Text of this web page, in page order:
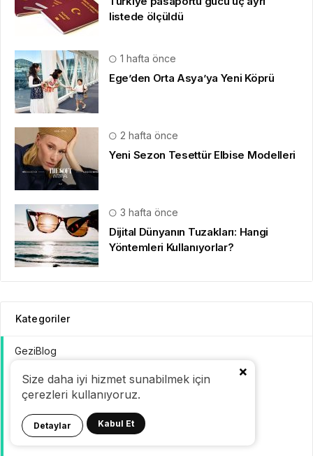
Size daha iyi hizmet sunabilmek için
çerezleri kullanıyoruz.
Detaylar Kabul Et
listede ölçüldü
1 hafta önce
Ege’den Orta Asya’ya Yeni Köprü
2 hafta önce
Yeni Sezon Tesettür Elbise Modelleri
3 hafta önce
Dijital Dünyanın Tuzakları: Hangi
Yöntemleri Kullanıyorlar?
Kategoriler
GeziBlog
Gezi Bülteni
Konaklama